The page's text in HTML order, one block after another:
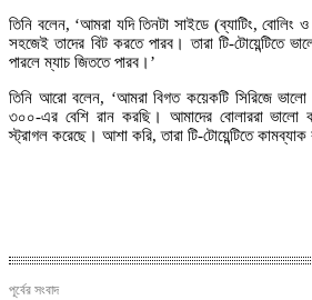
তিনি বলেন, ‘আমরা যদি তিনটা সাইডে (ব্যাটিং, বোলিং
সহজেই তাদের বিট করতে পারব। তারা টি-টোয়েন্টিতে
পারলে ম্যাচ জিততে পারব।’
তিনি আরো বলেন, ‘আমরা বিগত কয়েকটি সিরিজে
৩০০-এর বেশি রান করছি। আমাদের বোলাররা
স্ট্রাগল করেছে। আশা করি, তারা টি-টোয়েন্টিতে
পূর্বের সংবাদ